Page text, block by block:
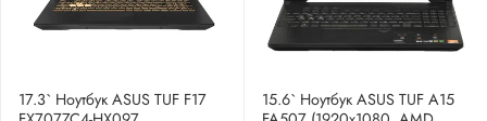
17.3` Ноутбук ASUS TUF F17
15.6` Ноутбук ASUS TUF A15